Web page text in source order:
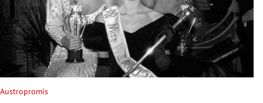
Untermenü
Untermenü
Untermenü
Austropromis